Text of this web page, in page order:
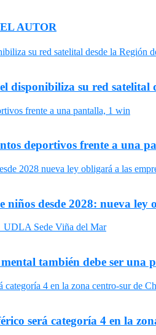
AUTOR
disponibiliza su red satelital
deportivos frente a una
desde 2028: nueva
también debe ser una
será categoría 4 en la